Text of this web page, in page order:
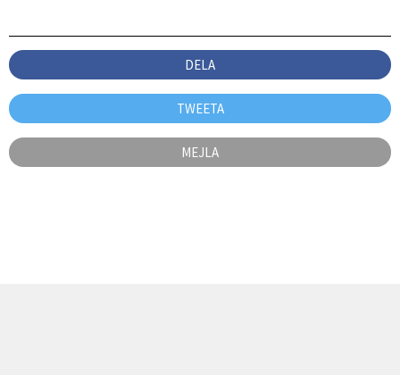
DELA
TWEETA
MEJLA